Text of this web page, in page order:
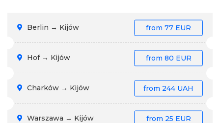
Berlin → Kijów from 77 EUR
Hof → Kijów from 80 EUR
Charków → Kijów from 244 UAH
Warszawa → Kijów from 25 EUR